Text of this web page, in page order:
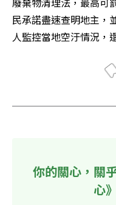
民承諾盡速查明地主，
人監控當地空汙情況，
你的關心，關
心